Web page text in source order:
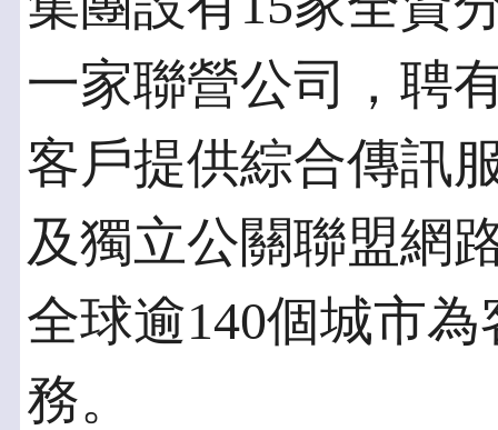
一家聯營公司，聘
客戶提供綜合傳訊
及獨立公關聯盟網
全球逾140個城市
務。